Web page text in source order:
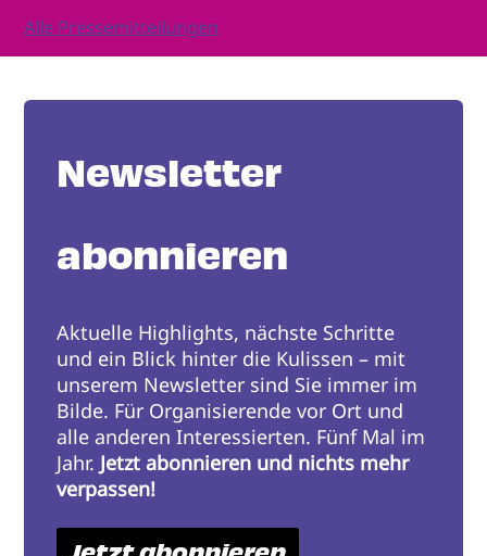
Alle Pressemitteilungen
Newsletter
abonnieren
Aktuelle Highlights, nächste Schritte
und ein Blick hinter die Kulissen – mit
unserem Newsletter sind Sie immer im
Bilde. Für Organisierende vor Ort und
alle anderen Interessierten. Fünf Mal im
Jahr. Jetzt abonnieren und nichts mehr
verpassen!